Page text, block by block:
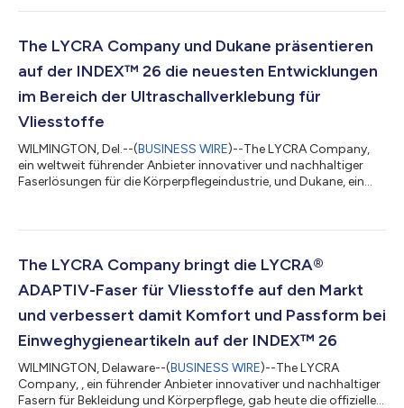
und am 20. Mai 2026 aus dem Schutz von Chapter 11
Kapitalstruktur aufgebaut, die es dem Unternehmen
ermöglichen wird, seine Wachstumsstrategie durch
Investitionen...
The LYCRA Company und Dukane präsentieren
auf der INDEX™ 26 die neuesten Entwicklungen
im Bereich der Ultraschallverklebung für
Vliesstoffe
WILMINGTON, Del.--(BUSINESS WIRE)--The LYCRA Company,
ein weltweit führender Anbieter innovativer und nachhaltiger
Faserlösungen für die Körperpflegeindustrie, und Dukane, ein
gemeinsam entwickelten Fortschritte im Bereich der
Mai in Genf, Schweiz, stattfindet. Seit 2014 arbeiten beide
Unternehmen gemeinsam an der Weitere...
The LYCRA Company bringt die LYCRA®
ADAPTIV-Faser für Vliesstoffe auf den Markt
und verbessert damit Komfort und Passform bei
Einweghygieneartikeln auf der INDEX™ 26
WILMINGTON, Delaware--(BUSINESS WIRE)--The LYCRA
Company, , ein führender Anbieter innovativer und nachhaltiger
Fasern für Bekleidung und Körperpflege, gab heute die offizielle